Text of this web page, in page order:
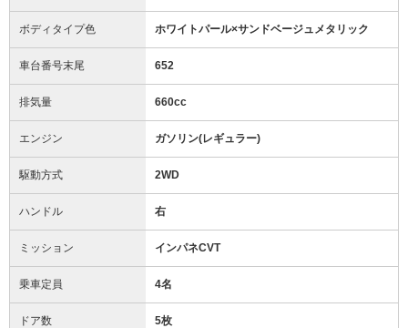
ボディタイプ色 ホワイトパール×サンドベージュメタリック
車台番号末尾 652
排気量 660cc
エンジン ガソリン(レギュラー)
駆動方式 2WD
ハンドル 右
ミッション インパネCVT
乗車定員 4名
ドア数 5枚